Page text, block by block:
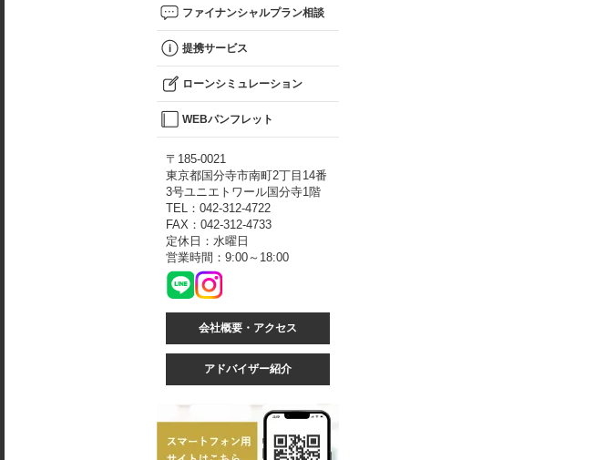
ファイナンシャルプラン相談
提携サービス
ローンシミュレーション
WEBパンフレット
〒185-0021
東京都国分寺市南町2丁目14番
3号ユニエトワール国分寺1階
TEL：042-312-4722
FAX：042-312-4733
定休日：水曜日
営業時間：9:00～18:00
会社概要・アクセス
アドバイザー紹介